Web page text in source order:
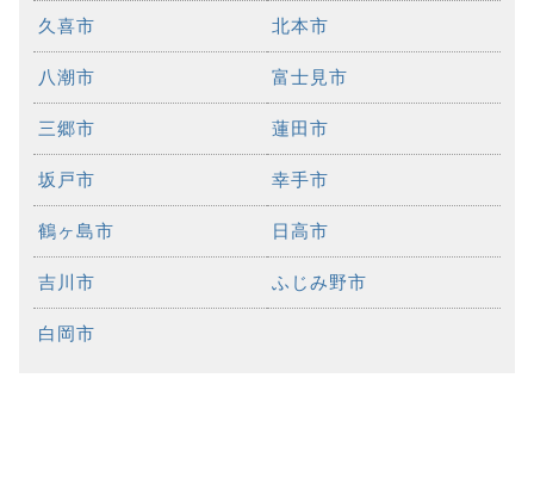
久喜市 北本市
八潮市 富士見市
三郷市 蓮田市
坂戸市 幸手市
鶴ヶ島市 日高市
吉川市 ふじみ野市
白岡市